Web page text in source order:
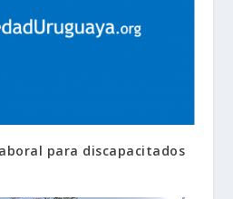
para discapacitados